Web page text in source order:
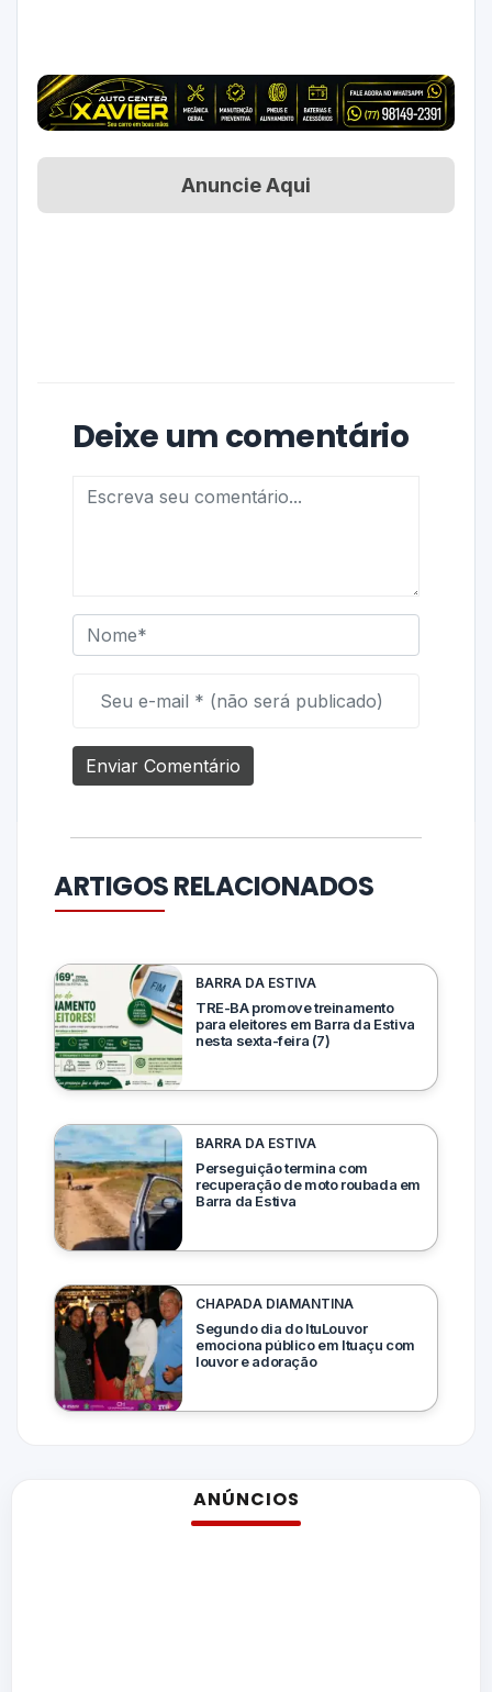
Anuncie Aqui
Deixe um comentário
ARTIGOS RELACIONADOS
BARRA DA ESTIVA
TRE-BA promove treinamento
para eleitores em Barra da Estiva
nesta sexta-feira (7)
BARRA DA ESTIVA
Perseguição termina com
recuperação de moto roubada em
Barra da Estiva
CHAPADA DIAMANTINA
Segundo dia do ItuLouvor
emociona público em Ituaçu com
louvor e adoração
ANÚNCIOS